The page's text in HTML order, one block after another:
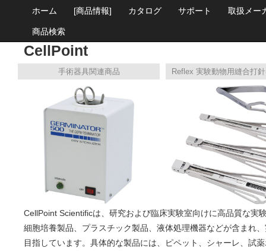
ホーム [商品情報] カタログ サポート 取扱メー
商品検索
CellPoint
手術器具関連商品
CellPoint Scientificは、研究および臨床実験室向けに高品質な実
細胞培養製品、プラスチック製品、液体処理機器などが含まれ
目指しています。具体的な製品には、ピペット、シャーレ、試